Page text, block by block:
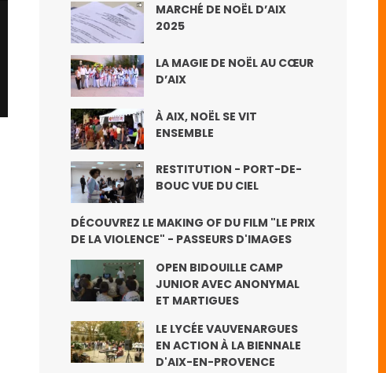
MARCHÉ DE NOËL D’AIX
2025
LA MAGIE DE NOËL AU CŒUR
D’AIX
À AIX, NOËL SE VIT
ENSEMBLE
RESTITUTION - PORT-DE-
BOUC VUE DU CIEL
DÉCOUVREZ LE MAKING OF DU FILM "LE PRIX
DE LA VIOLENCE" - PASSEURS D'IMAGES
OPEN BIDOUILLE CAMP
JUNIOR AVEC ANONYMAL
ET MARTIGUES
LE LYCÉE VAUVENARGUES
EN ACTION À LA BIENNALE
D'AIX-EN-PROVENCE